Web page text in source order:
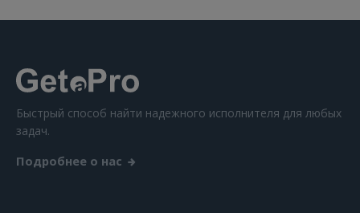
Быстрый способ найти надежного исполнителя для любых
задач.
Подробнее о нас